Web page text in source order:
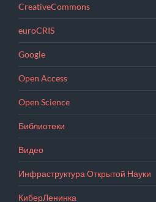
CreativeCommons
euroCRIS
Google
Open Access
Open Science
Библиотеки
Видео
Инфраструктура Открытой Науки
КиберЛенинка